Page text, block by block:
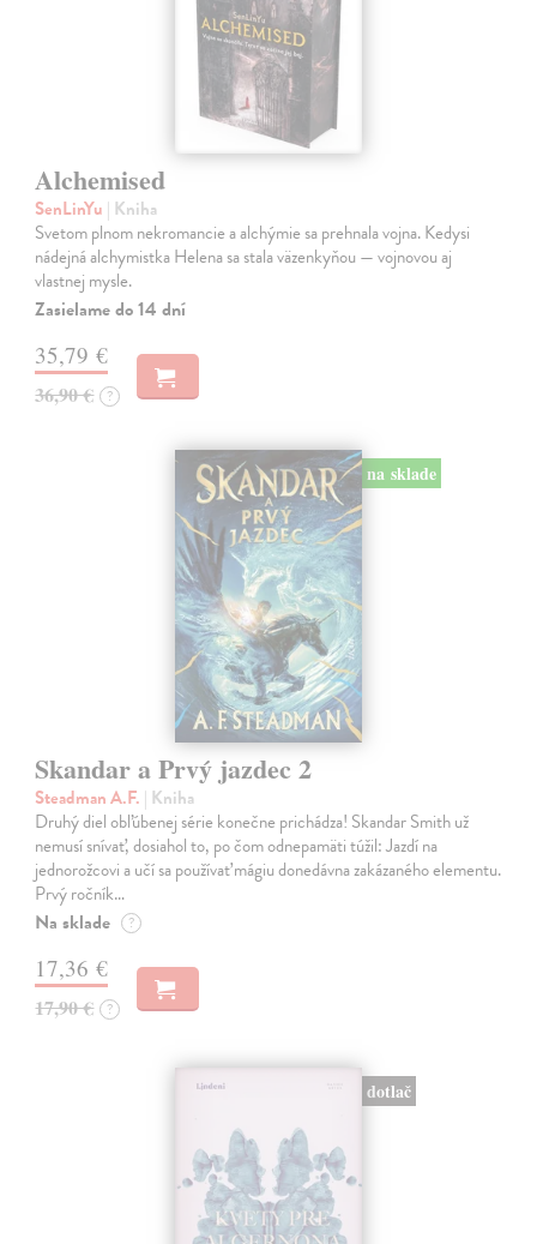
Alchemised
SenLinYu | Kniha
Svetom plnom nekromancie a alchýmie sa prehnala vojna. Kedysi
nádejná alchymistka Helena sa stala väzenkyňou — vojnovou aj
vlastnej mysle.
Zasielame do 14 dní
35,79 €
36,90 € ?
na sklade
Skandar a Prvý jazdec 2
Steadman A.F. | Kniha
Druhý diel obľúbenej série konečne prichádza! Skandar Smith už
nemusí snívať, dosiahol to, po čom odnepamäti túžil: Jazdí na
jednorožcovi a učí sa používať mágiu donedávna zakázaného elementu.
Prvý ročník…
Na sklade ?
17,36 €
17,90 € ?
dotlač